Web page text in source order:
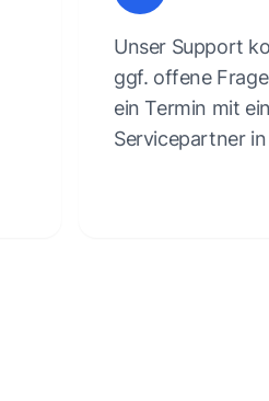
Unser Support
ggf. offene
ein Termin mit
Servicepartner